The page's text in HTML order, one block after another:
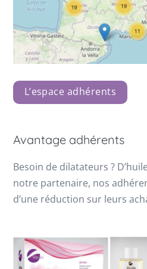
L’espace adhérents
Avantage adhérents
Besoin de dilatateurs ?
notre partenaire, nos
d’une réduction sur leurs